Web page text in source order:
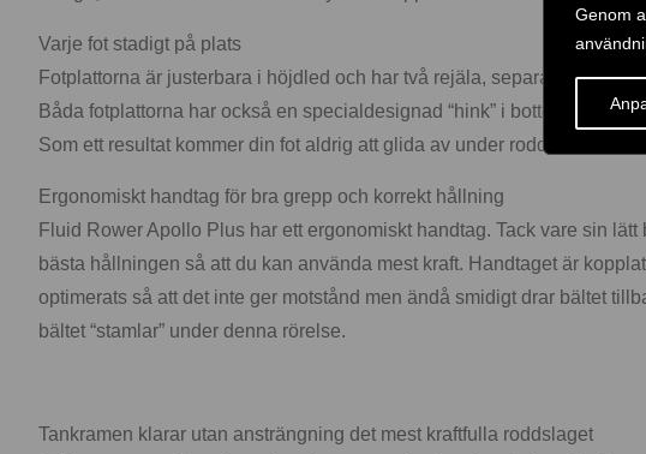
Genom
Varje fot stadigt på plats
Fotplattorna är justerbara i höjdled och har två rejäla, separata
Båda fotplattorna har också en specialdesignad “hink” i botten. Tack
Som ett resultat kommer din fot aldrig att glida av under rodd.
Ergonomiskt handtag för bra grepp och korrekt hållning
Fluid Rower Apollo Plus har ett ergonomiskt handtag. Tack vare sin
bästa hållningen så att du kan använda mest kraft. Handtaget är
optimerats så att det inte ger motstånd men ändå smidigt drar bältet
bältet “stamlar” under denna rörelse.
Tankramen klarar utan ansträngning det mest kraftfulla roddslaget